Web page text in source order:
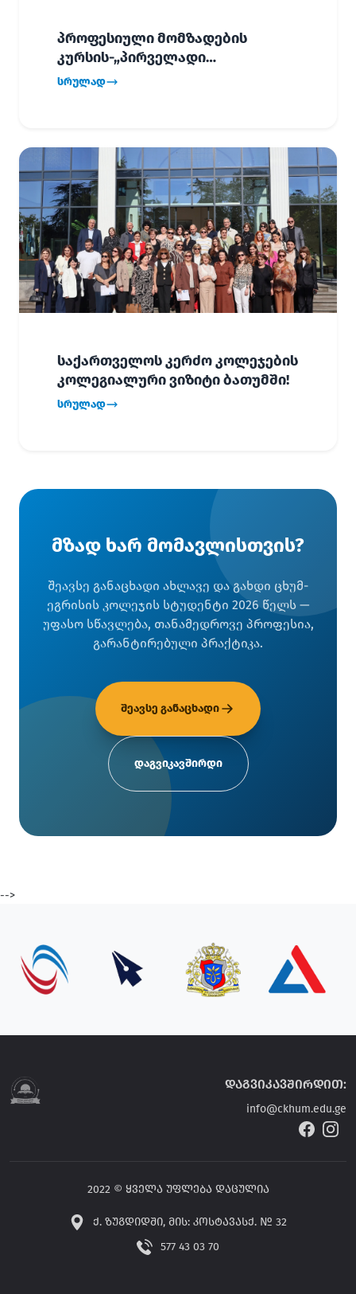
პროფესიული მომზადების
კურსის-„პირველადი
გადაუდებელი დახმარება“,
სრულად
საქართველოს კერძო კოლეჯების
კოლეგიალური ვიზიტი ბათუმში!
სრულად
მზად ხარ მომავლისთვის?
შეავსე განაცხადი ახლავე და გახდი ცხუმ-
ეგრისის კოლეჯის სტუდენტი 2026 წელს —
უფასო სწავლება, თანამედროვე პროფესია,
გარანტირებული პრაქტიკა.
შეავსე განაცხადი
დაგვიკავშირდი
-->
დაგვიკავშირდით:
info@ckhum.edu.ge
2022 © ყველა უფლება დაცულია
ქ. ზუგდიდში, მის: კოსტავასქ. № 32
577 43 03 70